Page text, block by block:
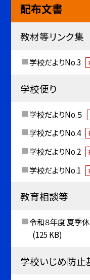
配布文書
教材等リンク集
学校だよりNo.3
学校便り
学校だよりNo.５
学校だよりNo.4
学校だよりNo.2
学校だよりNo.1
教育相談等
令和８年度 夏季
(125 KB)
学校いじめ防止